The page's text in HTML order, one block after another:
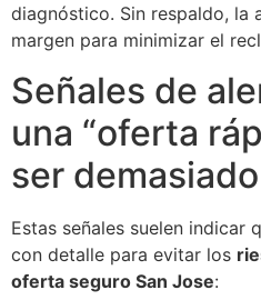
diagnóstico. Sin respaldo, la
margen para minimizar el
Señales de
una “oferta
ser
Estas señales suelen indicar
con detalle para evitar los
oferta seguro San Jose: